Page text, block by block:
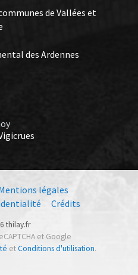
de Vallées et
des Ardennes
légales
Crédits
thilay.fr
et Google
etConditions d'utilisation.